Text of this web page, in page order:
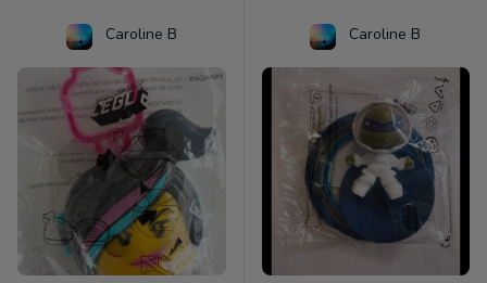
Caroline B Caroline B